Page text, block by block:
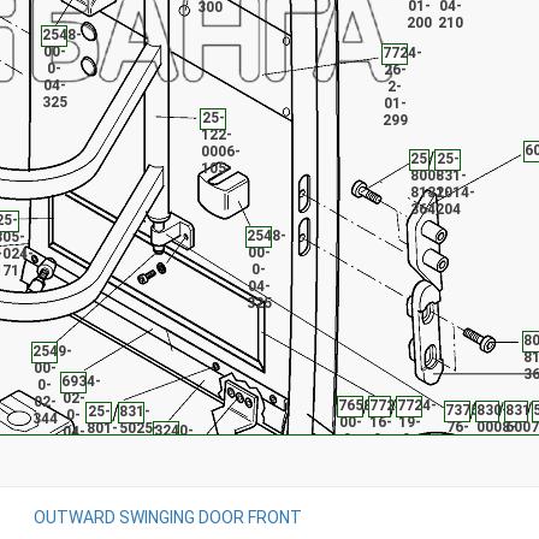
25-
800-
8131-
364
25-
831-
2014-
204
25-
122-
0006-
105
01-
200
04-
210
3240-
6934-
02-
0-
04-
7658-
00-
0-
7724-
16-
0-
7724-
19-
0-
7375-
76-
2548-
00-
0-
04-
325
2548-
00-
0-
04-
325
2549-
00-
0-
02-
344
7724-
26-
2-
01-
299
300
830-
0008-
831-
831-
5025-
25-
801-
801-
OUTWARD SWINGING DOOR FRONT